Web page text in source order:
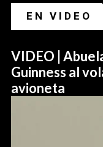
EN VIDEO
VIDEO |
Guinness al
avioneta